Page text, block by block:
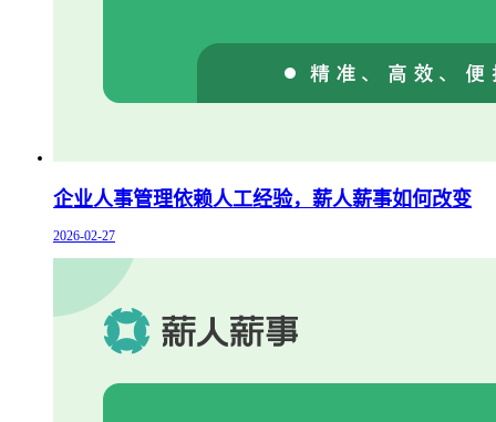
企业人事管理依赖人工经验，薪人薪事如何改变
2026-02-27